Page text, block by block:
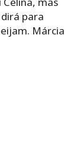
para
Márcia